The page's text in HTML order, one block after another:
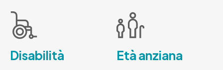
Disabilità Età anziana